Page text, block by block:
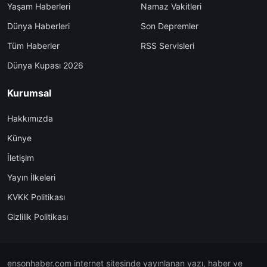
Yaşam Haberleri
Dünya Haberleri
Tüm Haberler
Dünya Kupası 2026
Namaz Vakitleri
Son Depremler
RSS Servisleri
Kurumsal
Hakkımızda
Künye
İletişim
Yayın İlkeleri
KVKK Politikası
Gizlilik Politikası
ensonhaber.com internet sitesinde yayınlanan yazı, haber ve